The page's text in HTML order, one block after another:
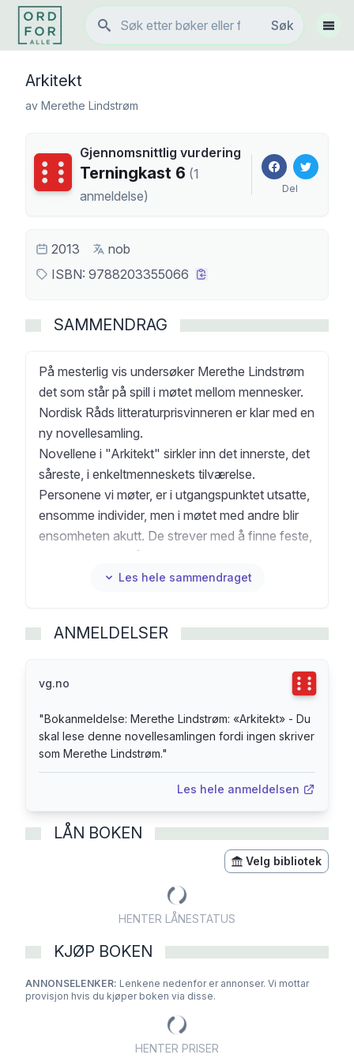
Søk
Søk
Vis
Arkitekt
av Merethe Lindstrøm
Terningkast
Gjennomsnittlig vurdering
Terningkast 6 (1
anmeldelse) Del
2013
nob
ISBN: 9788203355066
SAMMENDRAG
På mesterlig vis undersøker Merethe Lindstrøm
det som står på spill i møtet mellom mennesker.
Nordisk Råds litteraturprisvinneren er klar med en
ny novellesamling.
Novellene i "Arkitekt" sirkler inn det innerste, det
såreste, i enkeltmenneskets tilværelse.
Personene vi møter, er i utgangspunktet utsatte,
ensomme individer, men i møtet med andre blir
ensomheten akutt. De strever med å finne feste,
novellene skaper bygninger og rom rammer om
gåtefulle ligger mulighetene, svarene må vi
gjenkjennbart eller noe som potensielt kan få
Les hele sammendraget
ANMELDELSER
vg.no
"Bokanmeldelse: Merethe Lindstrøm: «Arkitekt» - Du
skal lese denne novellesamlingen fordi ingen skriver
som Merethe Lindstrøm."
Les hele anmeldelsen
LÅN BOKEN
Velg bibliotek
HENTER LÅNESTATUS
KJØP BOKEN
ANNONSELENKER: Lenkene nedenfor er annonser. Vi mottar
provisjon hvis du kjøper boken via disse.
HENTER PRISER